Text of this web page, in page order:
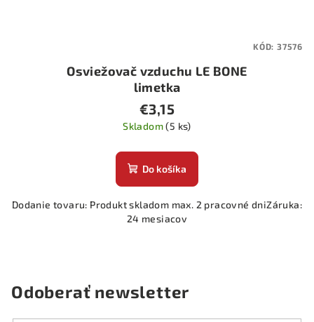
Osviežovač vzduchu LE BONE
limetka
€3,15
Skladom(5 ks)
Do košíka
Dodanie tovaru: Produkt skladom max. 2 pracovné dniZáruka:
24 mesiacov
KÓD: 37576
Odoberať newsletter